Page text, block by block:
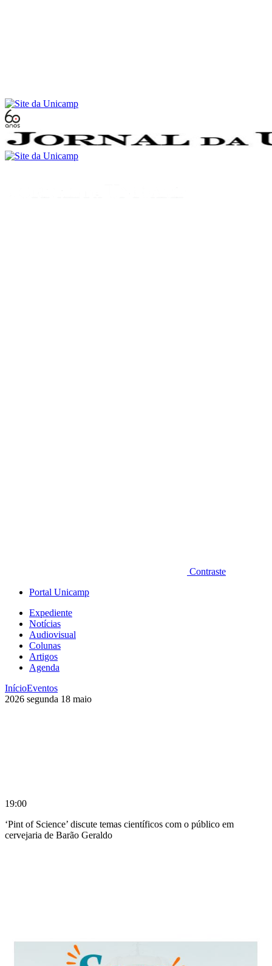
Contraste
Portal Unicamp
Expediente
Notícias
Audiovisual
Colunas
Artigos
Agenda
InícioEventos
2026 segunda 18 maio
19:00
‘Pint of Science’ discute temas científicos com o público em
cervejaria de Barão Geraldo